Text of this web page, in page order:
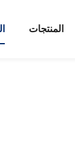
المنتجات